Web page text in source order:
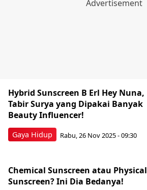
Gaya Hidup
Hybrid Sunscreen B Erl Hey Nuna,
Tabir Surya yang Dipakai Banyak
Beauty Influencer!
Rabu, 26 Nov 2025 - 09:30
Chemical Sunscreen atau Physical
Sunscreen? Ini Dia Bedanya!